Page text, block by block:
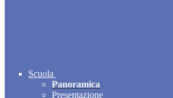
Scuola
Panoramica
Presentazione